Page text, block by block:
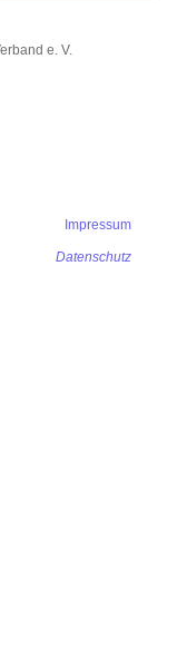
e. V.
Impressum
Datenschutz